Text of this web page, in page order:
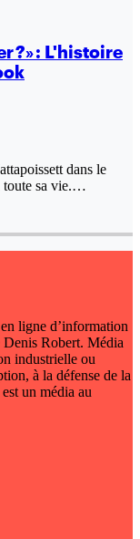
?» : L'histoire
dans le
toute sa vie.…
ligne d’information
Denis Robert. Média
industrielle ou
à la défense de la
un média au